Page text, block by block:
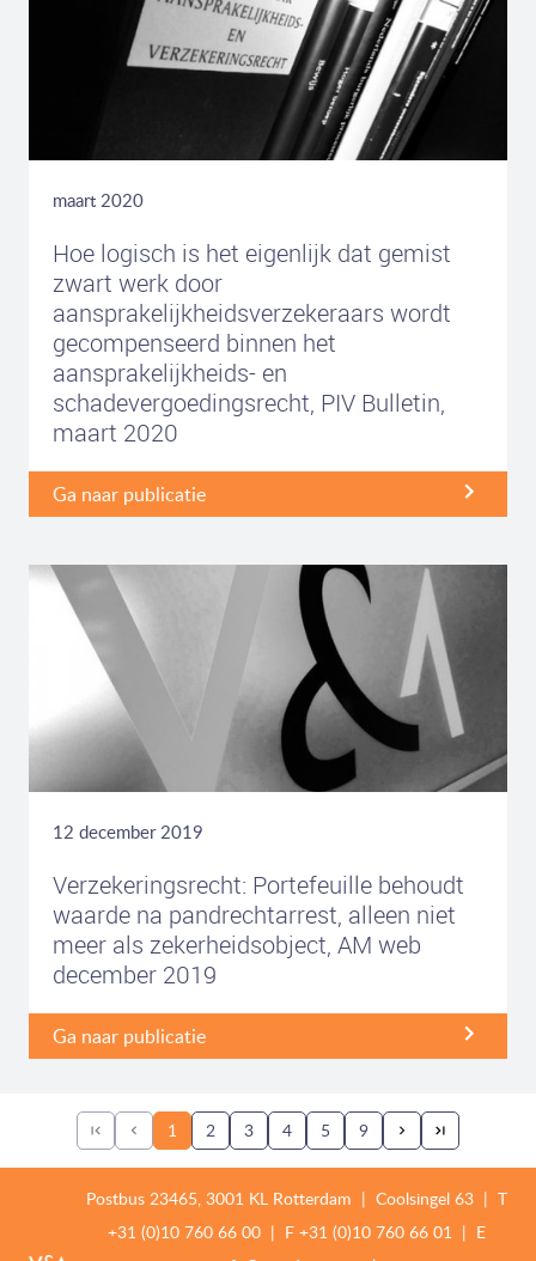
maart 2020
Hoe logisch is het eigenlijk dat gemist
zwart werk door
aansprakelijkheidsverzekeraars wordt
gecompenseerd binnen het
aansprakelijkheids- en
schadevergoedingsrecht, PIV Bulletin,
maart 2020
Ga naar publicatie
12 december 2019
Verzekeringsrecht: Portefeuille behoudt
waarde na pandrechtarrest, alleen niet
meer als zekerheidsobject, AM web
december 2019
Ga naar publicatie
1 2 3 4 5 9
Postbus 23465, 3001 KL Rotterdam | Coolsingel 63 | T
+31 (0)10 760 66 00| F +31 (0)10 760 66 01 | E